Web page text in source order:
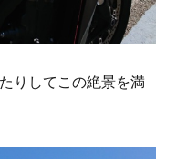
りしてこの絶景を満